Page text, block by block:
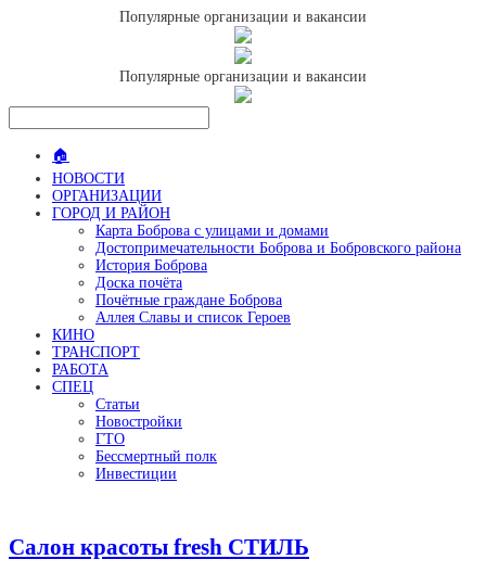
Популярные организации и вакансии
Популярные организации и вакансии
🏠
НОВОСТИ
ОРГАНИЗАЦИИ
ГОРОД И РАЙОН
Карта Боброва с улицами и домами
Достопримечательности Боброва и Бобровского района
История Боброва
Доска почёта
Почётные граждане Боброва
Аллея Славы и список Героев
КИНО
ТРАНСПОРТ
РАБОТА
СПЕЦ
Статьи
Новостройки
ГТО
Бессмертный полк
Инвестиции
Салон красоты fresh СТИЛЬ